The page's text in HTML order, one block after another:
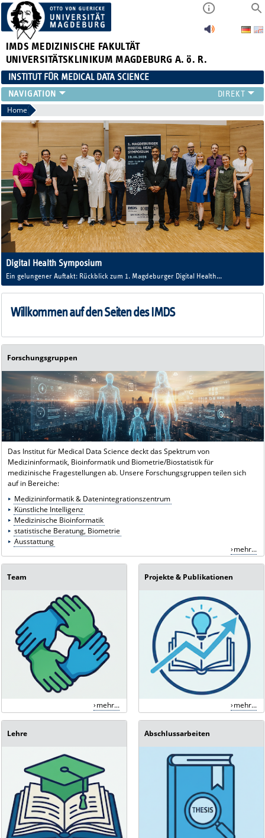
IMDS MEDIZINISCHE FAKULTÄT
UNIVERSITÄTSKLINIKUM MAGDEBURG A. ö. R.
INSTITUT FÜR MEDICAL DATA SCIENCE
FORSCHUNG
TEAM
LEHRE
ABSCHLUSSARBEITEN
CLINICIAN SCIENTISTS
TREUHANDSTELLE
Home
Digital Health Symposium
Ein gelungener Auftakt: Rückblick zum 1. Magdeburger Digital Health
Symposium.
Willkommen auf den Seiten des IMDS
Forschungsgruppen
Das Institut für Medical Data Science deckt das Spektrum von
Medizininformatik, Bioinformatik und Biometrie/Biostatistik für
medizinische Fragestellungen ab. Unsere Forschungsgruppen teilen sich
auf in Bereiche:
Medizininformatik & Datenintegrationszentrum
Künstliche Intelligenz
Medizinische Bioinformatik
statistische Beratung, Biometrie
Ausstattung
mehr...
Team
mehr...
Projekte & Publikationen
mehr...
Lehre Abschlussarbeiten